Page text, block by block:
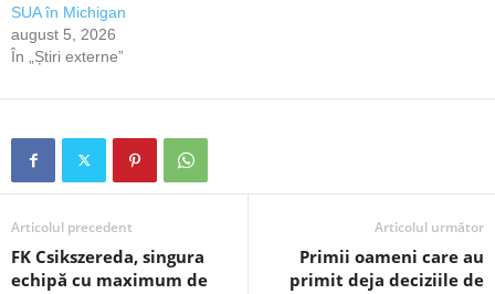
SUA în Michigan
august 5, 2026
În „Știri externe”
Articolul precedent
FK Csikszereda, singura
echipă cu maximum de
Articolul următor
Primii oameni care au
primit deja deciziile de